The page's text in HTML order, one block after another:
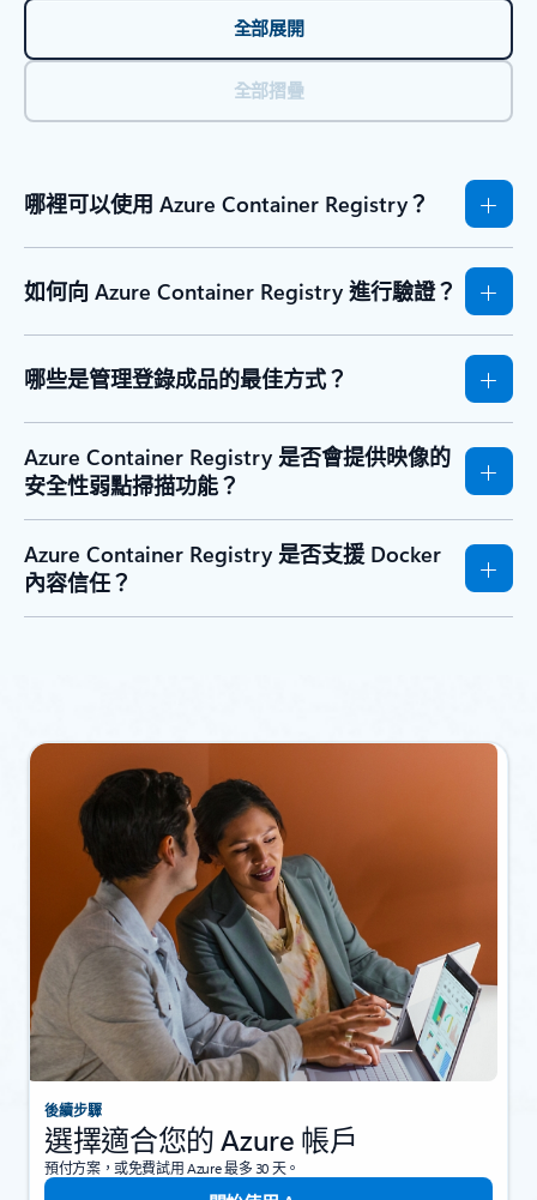
全部展開
全部摺疊
哪裡可以使用 Azure Container Registry？
如何向 Azure Container Registry 進行驗證？
哪些是管理登錄成品的最佳方式？
Azure Container Registry 是否會提供映像的
安全性弱點掃描功能？
Azure Container Registry 是否支援 Docker
內容信任？
後續步驟
選擇適合您的 Azure 帳戶
預付方案，或免費試用 Azure 最多 30 天。